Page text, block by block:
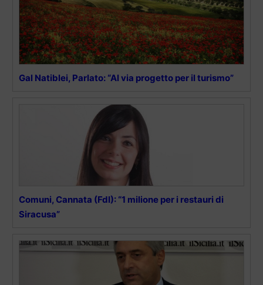
Gal Natiblei, Parlato: “Al via progetto per il turismo”
Comuni, Cannata (FdI): “1 milione per i restauri di
Siracusa”